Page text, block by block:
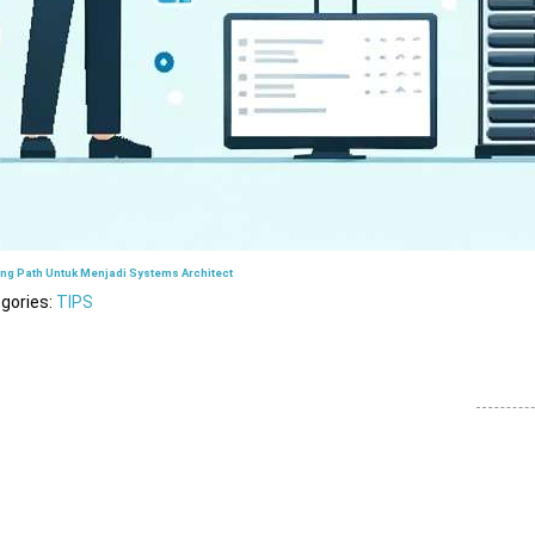
Path Untuk Menjadi Systems Architect
TIPS